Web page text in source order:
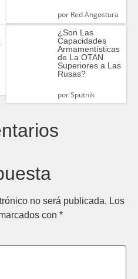
porRed Angostura
¿Son Las
Capacidades
Armamentísticas
de La OTAN
Superiores a Las
Rusas?
porSputnik
no será publicada. Los
con *